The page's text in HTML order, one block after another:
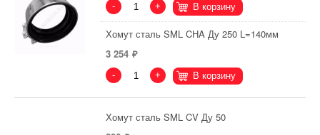
- + В корзину
Хомут сталь SML CHA Ду 250 L=140мм
3 254
- + В корзину
Хомут сталь SML CV Ду 50